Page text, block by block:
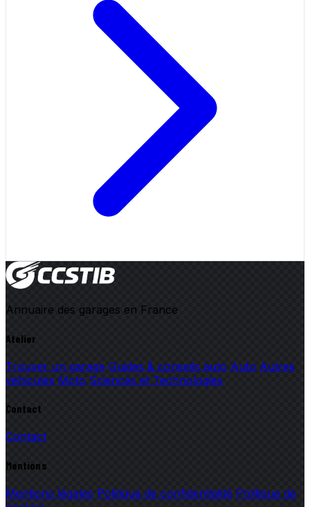
Annuaire des garages en France
Atelier
Trouver un garage Guides & conseils auto Auto Autres
véhicules Moto Sciences et Technologies
Contact
Contact
Mentions
Mentions légales Politique de confidentialité Politique de